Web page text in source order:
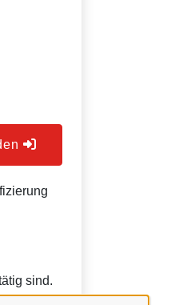
sind.